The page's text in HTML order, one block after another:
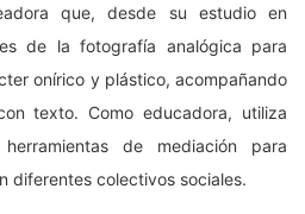
que, desde su estudio en
de la fotografía analógica para
onírico y plástico, acompañando
texto. Como educadora, utiliza
de mediación para
diferentes colectivos sociales.